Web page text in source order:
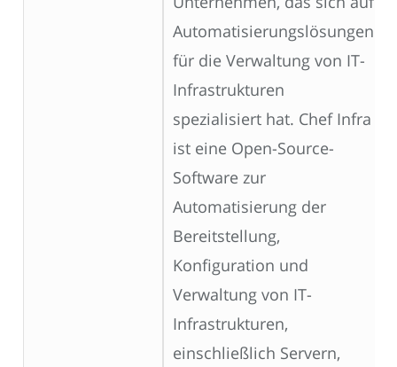
Automatisierungslösungen
für die Verwaltung von IT-
Infrastrukturen
spezialisiert hat. Chef Infra
ist eine Open-Source-
Software zur
Automatisierung der
Bereitstellung,
Konfiguration und
Verwaltung von IT-
Infrastrukturen,
einschließlich Servern,